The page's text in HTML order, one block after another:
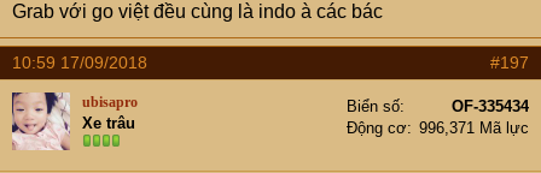
Grab với go việt đều cùng là indo à các bác
10:59 17/09/2018 #197
ubisapro
Xe trâu
Biển số
OF-335434
Động cơ
996,371 Mã lực